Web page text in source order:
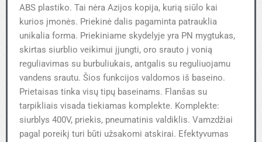
ABS plastiko. Tai nėra Azijos kopija, kurią siūlo kai
kurios įmonės. Priekinė dalis pagaminta patrauklia
unikalia forma. Priekiniame skydelyje yra PN mygtukas,
skirtas siurblio veikimui įjungti, oro srauto į vonią
reguliavimas su burbuliukais, antgalis su reguliuojamu
vandens srautu. Šios funkcijos valdomos iš baseino.
Prietaisas tinka visų tipų baseinams. Flanšas su
tarpikliais visada tiekiamas komplekte. Komplekte:
siurblys 400V, priekis, pneumatinis valdiklis. Vamzdžiai
pagal poreikį turi būti užsakomi atskirai. Efektyvumas